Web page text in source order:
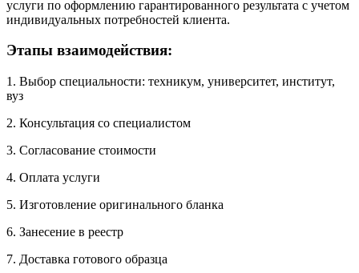
услуги по оформлению гарантированного результата с учетом
индивидуальных потребностей клиента.
Этапы взаимодействия:
1. Выбор специальности: техникум, университет, институт,
вуз
2. Консультация со специалистом
3. Согласование стоимости
4. Оплата услуги
5. Изготовление оригинального бланка
6. Занесение в реестр
7. Доставка готового образца